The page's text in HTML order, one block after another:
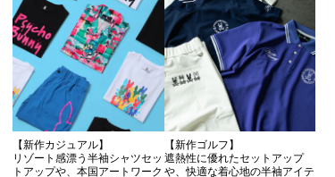
【新作カジュアル】
リゾート感漂う半袖シャツセッ
トアップや、本国アートワーク
【新作ゴルフ】
遮熱性に優れたセットアップ
や、快適な着心地の半袖アイテ